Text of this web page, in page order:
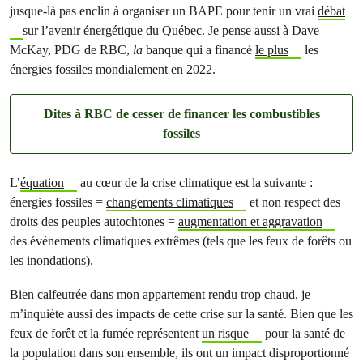
jusque-là pas enclin à organiser un BAPE pour tenir un vrai débat
sur l’avenir énergétique du Québec. Je pense aussi à Dave
McKay, PDG de RBC, la banque qui a financé le plus
les
énergies fossiles mondialement en 2022.
Dites à RBC de cesser de financer les combustibles
fossiles
L’équation
au cœur de la crise climatique est la suivante :
énergies fossiles = changements climatiques
et non respect des
droits des peuples autochtones = augmentation et aggravation
des événements climatiques extrêmes (tels que les feux de forêts ou
les inondations).
Bien calfeutrée dans mon appartement rendu trop chaud, je
m’inquiète aussi des impacts de cette crise sur la santé. Bien que les
feux de forêt et la fumée représententun risque
pour la santé de
la population dans son ensemble, ils ont un impact disproportionné